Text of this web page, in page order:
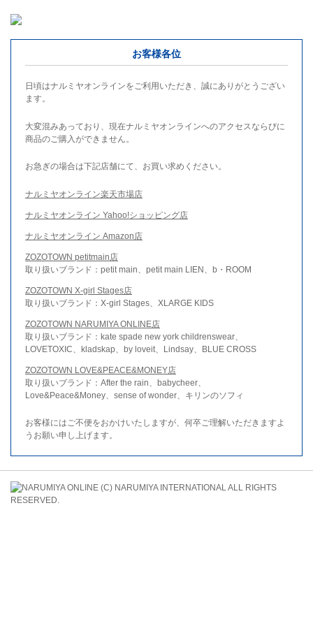
お客様各位
日頃はナルミヤオンラインをご利用いただき、誠にありがとうござい
ます。
大変混みあっており、現在ナルミヤオンラインへのアクセスならびに
商品のご購入ができません。
お急ぎの場合は下記店舗にて、お買い求めください。
ナルミヤオンライン楽天市場店
ナルミヤオンライン Yahoo!ショッピング店
ナルミヤオンライン Amazon店
ZOZOTOWN petitmain店
取り扱いブランド：petit main、petit main LIEN、b・ROOM
ZOZOTOWN X-girl Stages店
取り扱いブランド：X-girl Stages、XLARGE KIDS
ZOZOTOWN NARUMIYA ONLINE店
取り扱いブランド：kate spade new york childrenswear、
LOVETOXIC、kladskap、by loveit、Lindsay、BLUE CROSS
ZOZOTOWN LOVE&PEACE&MONEY店
取り扱いブランド：After the rain、babycheer、
Love&Peace&Money、sense of wonder、キリンのソフィ
お客様にはご不便をおかけいたしますが、何卒ご理解いただきますよ
うお願い申し上げます。